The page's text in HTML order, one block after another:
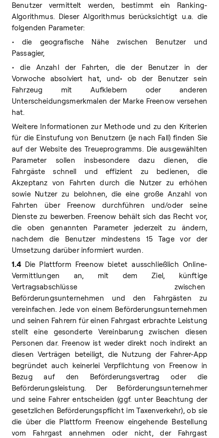
Benutzer vermittelt werden, bestimmt ein Ranking-
Algorithmus. Dieser Algorithmus berücksichtigt u.a. die
folgenden Parameter:
• die geografische Nähe zwischen Benutzer und
Passagier,
• die Anzahl der Fahrten, die der Benutzer in der
Vorwoche absolviert hat, und• ob der Benutzer sein
Fahrzeug mit Aufklebern oder anderen
Unterscheidungsmerkmalen der Marke Freenow versehen
hat.
Weitere Informationen zur Methode und zu den Kriterien
für die Einstufung von Benutzern (je nach Fall) finden Sie
auf der Website des Treueprogramms. Die ausgewählten
Parameter sollen insbesondere dazu dienen, die
Fahrgäste schnell und effizient zu bedienen, die
Akzeptanz von Fahrten durch die Nutzer zu erhöhen
sowie Nutzer zu belohnen, die eine große Anzahl von
Fahrten über Freenow durchführen und/oder seine
Dienste zu bewerben. Freenow behält sich das Recht vor,
die oben genannten Parameter jederzeit zu ändern,
nachdem die Benutzer mindestens 15 Tage vor der
Umsetzung darüber informiert wurden.
1.4 Die Plattform Freenow bietet ausschließlich Online-
Vermittlungen an, mit dem Ziel, künftige
Vertragsabschlüsse zwischen
Beförderungsunternehmen und den Fahrgästen zu
vereinfachen. Jede von einem Beförderungsunternehmen
und seinen Fahrern für einen Fahrgast erbrachte Leistung
stellt eine gesonderte Vereinbarung zwischen diesen
Personen dar. Freenow ist weder direkt noch indirekt an
diesen Verträgen beteiligt, die Nutzung der Fahrer-App
begründet auch keinerlei Verpflichtung von Freenow in
Bezug auf den Beförderungsvertrag oder die
Beförderungsleistung. Der Beförderungsunternehmer
und seine Fahrer entscheiden (ggf. unter Beachtung der
gesetzlichen Beförderungspflicht im Taxenverkehr), ob sie
die über die Plattform Freenow eingehende Bestellung
vom Fahrgast annehmen oder nicht, der Fahrgast